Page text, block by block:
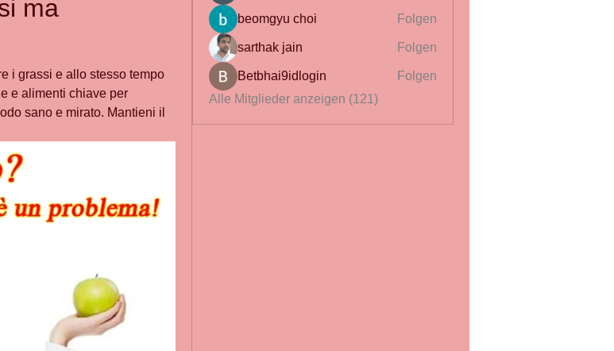
ma
i grassi e allo stesso tempo
e alimenti chiave per
sano e mirato. Mantieni il
beomgyu choi Folgen
sarthak jain Folgen
Betbhai9idlogin
Folgen
Alle Mitglieder anzeigen (121)